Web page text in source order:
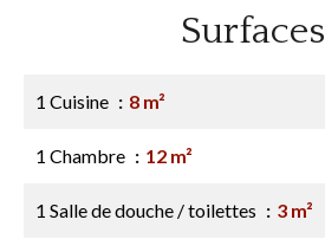
Surfaces
1 Cuisine 8 m²
1 Chambre 12 m²
1 Salle de douche / toilettes 3 m²